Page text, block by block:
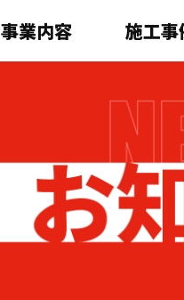
事業内容 施工事